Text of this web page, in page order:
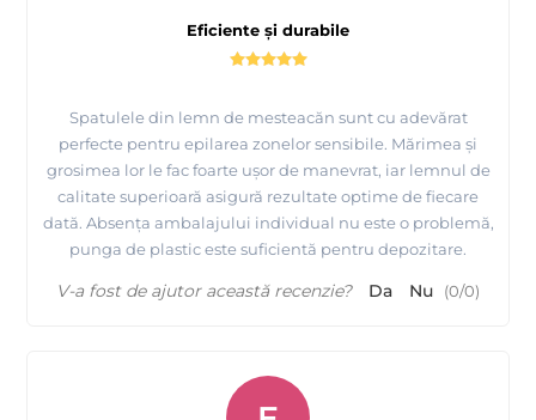
Eficiente și durabile
Spatulele din lemn de mesteacăn sunt cu adevărat
perfecte pentru epilarea zonelor sensibile. Mărimea și
grosimea lor le fac foarte ușor de manevrat, iar lemnul de
calitate superioară asigură rezultate optime de fiecare
dată. Absența ambalajului individual nu este o problemă,
punga de plastic este suficientă pentru depozitare.
V-a fost de ajutor această recenzie? Da Nu (0/0)